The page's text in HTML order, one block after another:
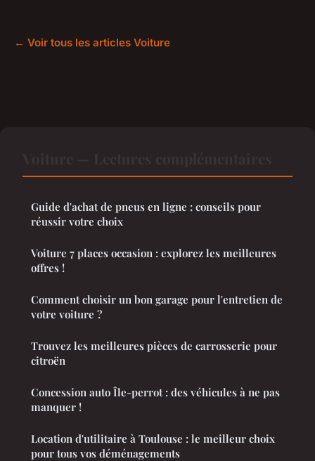
← Voir tous les articles Voiture
Guide d'achat de pneus en ligne : conseils pour
réussir votre choix
Voiture 7 places occasion : explorez les meilleures
offres !
Comment choisir un bon garage pour l'entretien de
votre voiture ?
Trouvez les meilleures pièces de carrosserie pour
citroën
Concession auto Île-perrot : des véhicules à ne pas
manquer !
Location d'utilitaire à Toulouse : le meilleur choix
pour tous vos déménagements